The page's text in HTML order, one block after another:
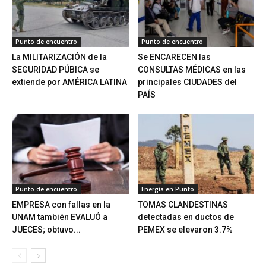
Punto de encuentro
La MILITARIZACIÓN de la
SEGURIDAD PÚBICA se
extiende por AMÉRICA LATINA
Punto de encuentro
Se ENCARECEN las
CONSULTAS MÉDICAS en las
principales CIUDADES del
PAÍS
Punto de encuentro
EMPRESA con fallas en la
UNAM también EVALUÓ a
JUECES; obtuvo...
Energía en Punto
TOMAS CLANDESTINAS
detectadas en ductos de
PEMEX se elevaron 3.7%